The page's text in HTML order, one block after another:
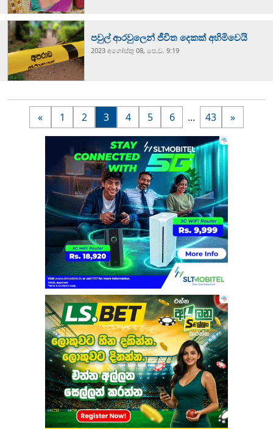
පවුල් ආරවුලෙන් ජීවිත දෙකක් අහිමිවෙයි
2023 අගෝස්‍තු 08, පෙ.ව. 9:19
« 1 2 3 4 5 6 ... 43 »